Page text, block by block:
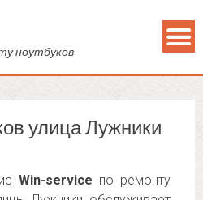
ноутбуков
улица Лужники
Win-service по ремонту